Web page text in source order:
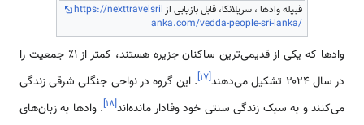
قبیله وادها ، سریلانکا، قابل بازیابی از https://nexttravelsril
anka.com/vedda-people-sri-lanka/
وادها که یکی از قدیمی‌ترین ساکنان جزیره هستند، کمتر از ۱٪ جمعیت را
در سال ۲۰۲۴ تشکیل می‌دهند
[۱۷]. این گروه در نواحی جنگلی شرقی زندگی
می‌کنند و به سبک زندگی سنتی خود وفادار مانده‌اند[۱۸]. وادها به زبان‌های